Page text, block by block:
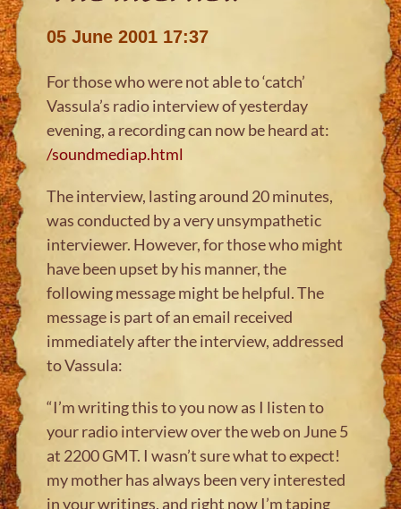
05 June 2001 17:37
For those who were not able to ‘catch’
Vassula’s radio interview of yesterday
evening, a recording can now be heard at:
/soundmediap.html
The interview, lasting around 20 minutes,
was conducted by a very unsympathetic
interviewer. However, for those who might
have been upset by his manner, the
following message might be helpful. The
message is part of an email received
immediately after the interview, addressed
to Vassula:
“I’m writing this to you now as I listen to
your radio interview over the web on June 5
at 2200 GMT. I wasn’t sure what to expect!
my mother has always been very interested
in your writings, and right now I’m taping